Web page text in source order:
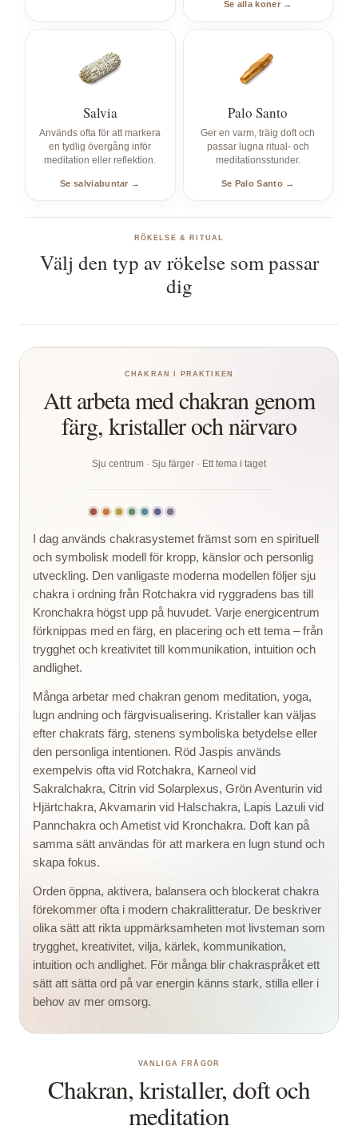
Se alla koner →
Salvia
Används ofta för att markera
en tydlig övergång inför
meditation eller reflektion.
Se salviabuntar →
Palo Santo
Ger en varm, träig doft och
passar lugna ritual- och
meditationsstunder.
Se Palo Santo →
RÖKELSE & RITUAL
Välj den typ av rökelse som passar
dig
CHAKRAN I PRAKTIKEN
Att arbeta med chakran genom
färg, kristaller och närvaro
Sju centrum · Sju färger · Ett tema i taget
I dag används chakrasystemet främst som en spirituell
och symbolisk modell för kropp, känslor och personlig
utveckling. Den vanligaste moderna modellen följer sju
chakra i ordning från Rotchakra vid ryggradens bas till
Kronchakra högst upp på huvudet. Varje energicentrum
förknippas med en färg, en placering och ett tema – från
trygghet och kreativitet till kommunikation, intuition och
andlighet.
Många arbetar med chakran genom meditation, yoga,
lugn andning och färgvisualisering. Kristaller kan väljas
efter chakrats färg, stenens symboliska betydelse eller
den personliga intentionen. Röd Jaspis används
exempelvis ofta vid Rotchakra, Karneol vid
Sakralchakra, Citrin vid Solarplexus, Grön Aventurin vid
Hjärtchakra, Akvamarin vid Halschakra, Lapis Lazuli vid
Pannchakra och Ametist vid Kronchakra. Doft kan på
samma sätt användas för att markera en lugn stund och
skapa fokus.
Orden öppna, aktivera, balansera och blockerat chakra
förekommer ofta i modern chakralitteratur. De beskriver
olika sätt att rikta uppmärksamheten mot livsteman som
trygghet, kreativitet, vilja, kärlek, kommunikation,
intuition och andlighet. För många blir chakraspråket ett
sätt att sätta ord på var energin känns stark, stilla eller i
behov av mer omsorg.
VANLIGA FRÅGOR
Chakran, kristaller, doft och
meditation